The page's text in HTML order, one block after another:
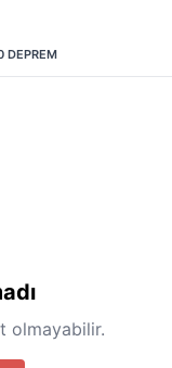
DEPREM
olmayabilir.